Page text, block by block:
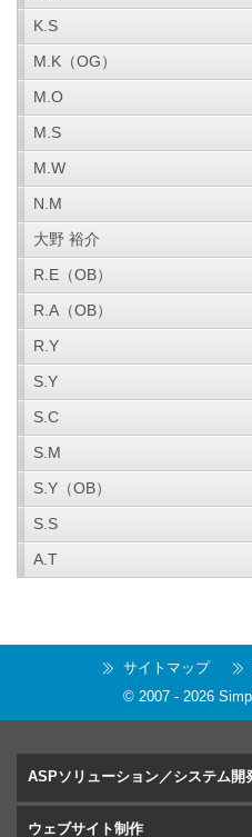
K.S
M.K（OG）
M.O
M.S
M.W
N.M
大野 裕介
R.E（OB）
R.A（OB）
R.Y
S.Y
S.C
S.M
S.Y（OB）
S.S
A.T
サイトマップ
© 2007 - 2026
ASPソリューション／システム開
ウェブサイト制作